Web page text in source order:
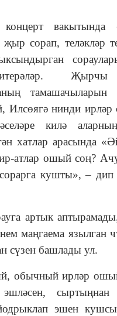
концерт
сорап, теләкләр
тамашачыларын
Илсөягә нинди
килә
хатлар арасында
атлар ошый соң?
кушты», – дип
артык
маңгаема язылган
сүзен башлады ул.
обычный ирләр
сыртыңнан
эшен